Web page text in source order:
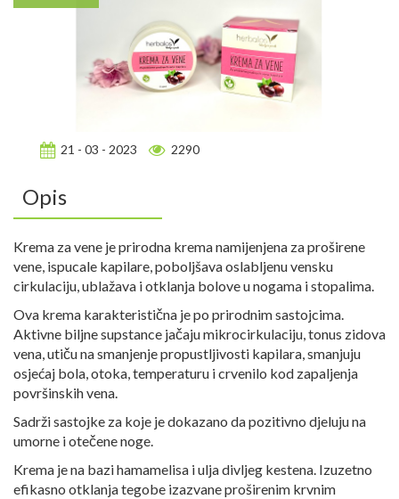
21 - 03 - 2023 2290
Opis
Krema za vene je prirodna krema namijenjena za proširene
vene, ispucale kapilare, poboljšava oslabljenu vensku
cirkulaciju, ublažava i otklanja bolove u nogama i stopalima.
Ova krema karakteristična je po prirodnim sastojcima.
Aktivne biljne supstance jačaju mikrocirkulaciju, tonus zidova
vena, utiču na smanjenje propustljivosti kapilara, smanjuju
osjećaj bola, otoka, temperaturu i crvenilo kod zapaljenja
površinskih vena.
Sadrži sastojke za koje je dokazano da pozitivno djeluju na
umorne i otečene noge.
Krema je na bazi hamamelisa i ulja divljeg kestena. Izuzetno
efikasno otklanja tegobe izazvane proširenim krvnim